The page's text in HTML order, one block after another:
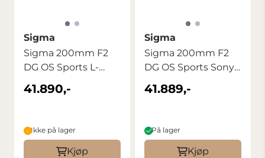
Sigma
Sigma 200mm F2
DG OS Sports L-
Mount
41.890,-
Ikke på lager
Kjøp
Sigma
Sigma 200mm F2
DG OS Sports Sony
41.889,-
På lager
Kjøp